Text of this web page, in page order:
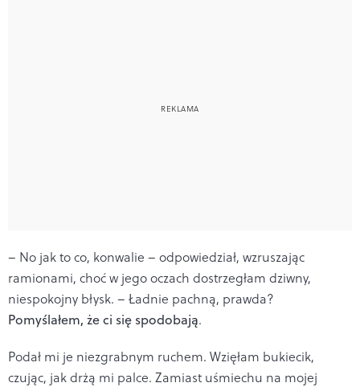
– No jak to co, konwalie – odpowiedział, wzruszając
ramionami, choć w jego oczach dostrzegłam dziwny,
niespokojny błysk. – Ładnie pachną, prawda?
Pomyślałem, że ci się spodobają.
Podał mi je niezgrabnym ruchem. Wzięłam bukiecik,
czując, jak drżą mi palce. Zamiast uśmiechu na mojej